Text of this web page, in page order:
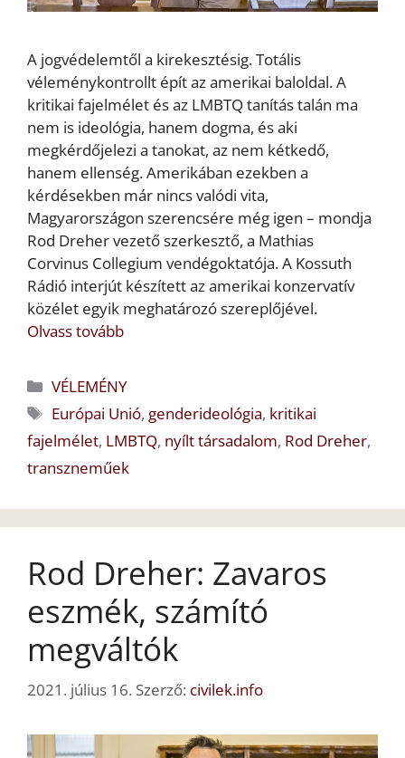
A jogvédelemtől a kirekesztésig. Totális
véleménykontrollt épít az amerikai baloldal. A
kritikai fajelmélet és az LMBTQ tanítás talán ma
nem is ideológia, hanem dogma, és aki
megkérdőjelezi a tanokat, az nem kétkedő,
hanem ellenség. Amerikában ezekben a
kérdésekben már nincs valódi vita,
Magyarországon szerencsére még igen – mondja
Rod Dreher vezető szerkesztő, a Mathias
Corvinus Collegium vendégoktatója. A Kossuth
Rádió interjút készített az amerikai konzervatív
közélet egyik meghatározó szereplőjével.
Olvass tovább
Kategória
VÉLEMÉNY
Címkék
Európai Unió, genderideológia, kritikai
fajelmélet, LMBTQ, nyílt társadalom, Rod Dreher,
transzneműek
Rod Dreher: Zavaros
eszmék, számító
megváltók
2021. július 16. Szerző: civilek.info